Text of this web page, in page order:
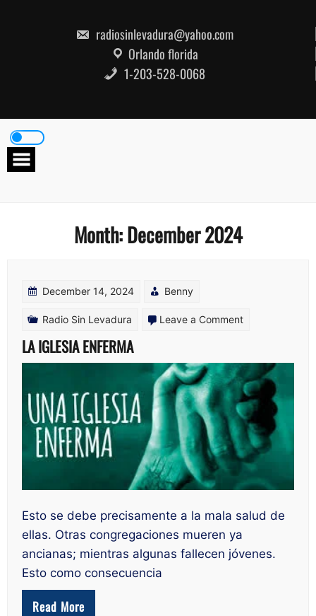
radiosinlevadura@yahoo.com
Orlando florida
1-203-528-0068
Month:December 2024
December 14, 2024 Benny
Radio Sin Levadura Leave a Commenton
IGLESIA
ENFERMA
LA IGLESIA ENFERMA
Esto se debe precisamente a la mala salud de
ellas. Otras congregaciones mueren ya
ancianas; mientras algunas fallecen jóvenes.
Esto como consecuencia
Read More